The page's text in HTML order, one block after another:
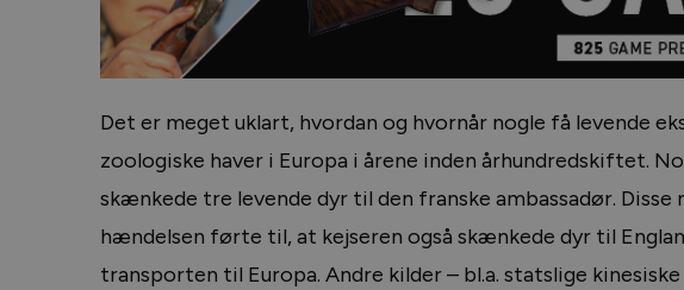
Det er meget uklart, hvordan og hvornår nogle få levende
zoologiske haver i Europa i årene inden århundredskiftet.
skænkede tre levende dyr til den franske ambassadør.
hændelsen førte til, at kejseren også skænkede dyr til
transporten til Europa. Andre kilder – bl.a. statslige